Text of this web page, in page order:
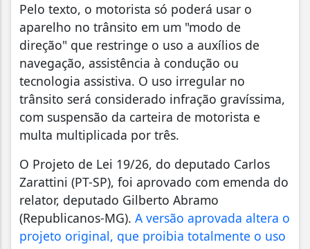
Pelo texto, o motorista só poderá usar o
aparelho no trânsito em um "modo de
direção" que restringe o uso a auxílios de
navegação, assistência à condução ou
tecnologia assistiva. O uso irregular no
trânsito será considerado infração gravíssima,
com suspensão da carteira de motorista e
multa multiplicada por três.
O Projeto de Lei 19/26, do deputado Carlos
Zarattini (PT-SP), foi aprovado com emenda do
relator, deputado Gilberto Abramo
(Republicanos-MG). A versão aprovada altera o
projeto original, que proibia totalmente o uso